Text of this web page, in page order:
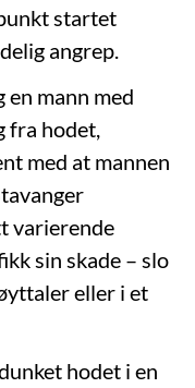
startet
angrep.
mann med
hodet,
med at mannen
varierende
sin skade – slo
eller i et
hodet i en